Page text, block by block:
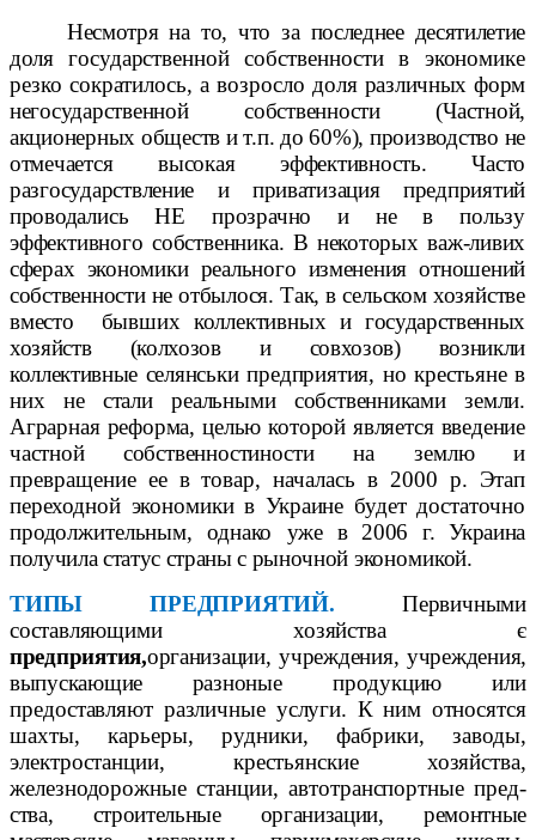
Несмотря на то, что за последнее десятилетие
доля государственной собственности в экономике
резко сократилось, а возросло доля различных форм
негосударственной собственности (Частной,
акционерных обществ и т.п. до 60%), производство не
отмечается высокая эффективность. Часто
разгосударствление и приватизация предприятий
проводались НЕ
прозрачно и не в пользу
эффективного собственника. В некоторых важ-ливих
сферах экономики реального изменения отношений
собственности не отбылося. Так, в сельском хозяйстве
вместо
бывших коллективных игосударственных
хозяйств (колхозов и совхозов) возникли
коллективные селянськи предприятия, но крестьяне в
них не стали реальными собственниками земли.
Аграрная реформа, целью которой является введение
частной собственностиности на землю и
превращение ее в товар, началась в 2000 р. Этап
переходной экономики в Украине будет достаточно
продолжительным, однако уже в 2006
г. Украина
получила статус страны с рыночной экономикой.
ТИПЫ ПРЕДПРИЯТИЙ.
Первичными
составляющими хозяйстває
предприятия,организации, учреждения, учреждения,
выпускающие разноные продукцию или
предоставляют различные услуги. К ним относятся
шахты, карьеры, рудники, фабрики, заводы,
электростанции, крестьянские хозяйства,
железнодорожные станции, автотранспортные пред-
ства, строительные организации, ремонтные